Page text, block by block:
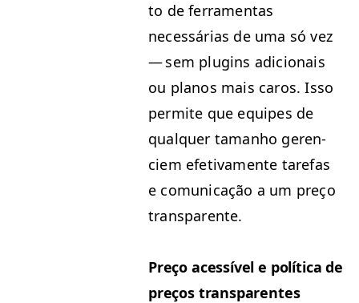
to de fer­ra­men­tas
necessárias de uma só vez
— sem plu­g­ins adi­cionais
ou planos mais caros. Isso
per­mite que equipes de
qual­quer taman­ho geren­
ciem efe­ti­va­mente tare­fas
e comu­ni­cação a um preço
transparente.
Preço acessív­el e políti­ca de
preços transparentes